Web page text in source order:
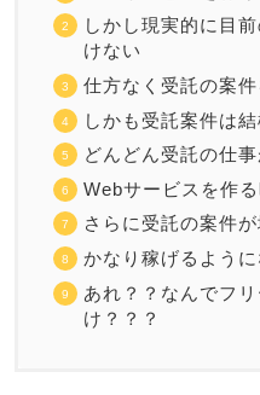
しかし現実的に目
けない
仕方なく受託の案件
しかも受託案件は
どんどん受託の仕
Webサービスを作
さらに受託の案件
かなり稼げるように
あれ？？なんでフ
け？？？